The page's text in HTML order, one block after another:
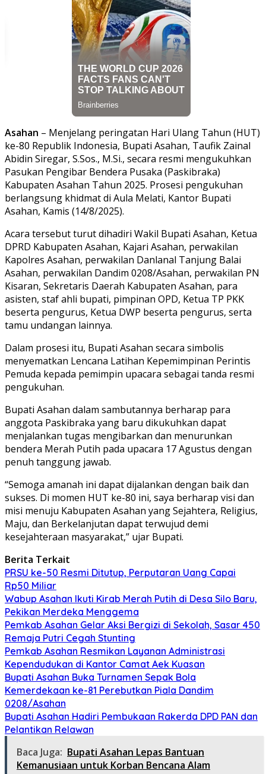
Asahan – Menjelang peringatan Hari Ulang Tahun (HUT)
ke-80 Republik Indonesia, Bupati Asahan, Taufik Zainal
Abidin Siregar, S.Sos., M.Si., secara resmi mengukuhkan
Pasukan Pengibar Bendera Pusaka (Paskibraka)
Kabupaten Asahan Tahun 2025. Prosesi pengukuhan
berlangsung khidmat di Aula Melati, Kantor Bupati
Asahan, Kamis (14/8/2025).
Acara tersebut turut dihadiri Wakil Bupati Asahan, Ketua
DPRD Kabupaten Asahan, Kajari Asahan, perwakilan
Kapolres Asahan, perwakilan Danlanal Tanjung Balai
Asahan, perwakilan Dandim 0208/Asahan, perwakilan PN
Kisaran, Sekretaris Daerah Kabupaten Asahan, para
asisten, staf ahli bupati, pimpinan OPD, Ketua TP PKK
beserta pengurus, Ketua DWP beserta pengurus, serta
tamu undangan lainnya.
Dalam prosesi itu, Bupati Asahan secara simbolis
menyematkan Lencana Latihan Kepemimpinan Perintis
Pemuda kepada pemimpin upacara sebagai tanda resmi
pengukuhan.
Bupati Asahan dalam sambutannya berharap para
anggota Paskibraka yang baru dikukuhkan dapat
menjalankan tugas mengibarkan dan menurunkan
bendera Merah Putih pada upacara 17 Agustus dengan
penuh tanggung jawab.
“Semoga amanah ini dapat dijalankan dengan baik dan
sukses. Di momen HUT ke-80 ini, saya berharap visi dan
misi menuju Kabupaten Asahan yang Sejahtera, Religius,
Maju, dan Berkelanjutan dapat terwujud demi
kesejahteraan masyarakat,” ujar Bupati.
Berita Terkait
PRSU ke-50 Resmi Ditutup, Perputaran Uang Capai
Rp50 Miliar
Wabup Asahan Ikuti Kirab Merah Putih di Desa Silo Baru,
Pekikan Merdeka Menggema
Pemkab Asahan Gelar Aksi Bergizi di Sekolah, Sasar 450
Remaja Putri Cegah Stunting
Pemkab Asahan Resmikan Layanan Administrasi
Kependudukan di Kantor Camat Aek Kuasan
Bupati Asahan Buka Turnamen Sepak Bola
Kemerdekaan ke-81 Perebutkan Piala Dandim
0208/Asahan
Bupati Asahan Hadiri Pembukaan Rakerda DPD PAN dan
Pelantikan Relawan
Baca Juga: Bupati Asahan Lepas Bantuan
Kemanusiaan untuk Korban Bencana Alam